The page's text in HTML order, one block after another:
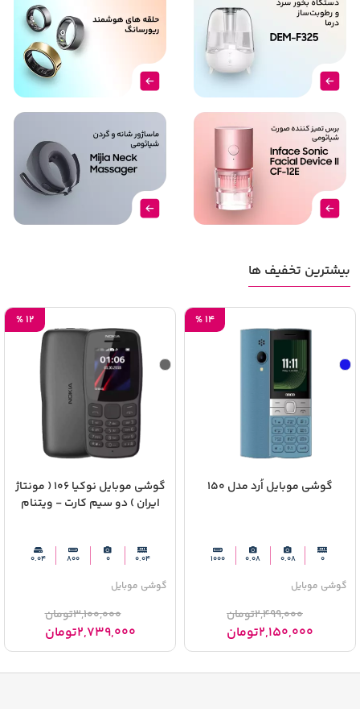
بیشترین تخفیف ها
گوشی موبایل اُرد مدل 150
0
0.08
0.08
1000
گوشی موبایل
2,499,000تومان
2,150,000تومان
14
%
گوشی موبایل نوکیا 106 ( مونتاژ
ایران ) دو سیم‌ کارت - ویتنام
0.04
0
800
0.04
گوشی موبایل
3,100,000تومان
2,739,000تومان
12
%